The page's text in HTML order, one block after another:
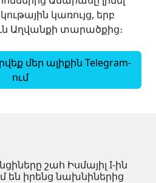
կառույց, երբ
Աղվանքի տարածքից։
մեր ալիքին Telegram-
ում